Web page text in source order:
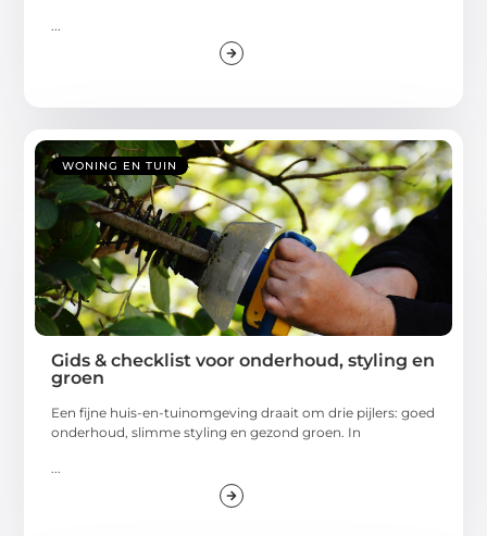
...
WONING EN TUIN
Gids & checklist voor onderhoud, styling en
groen
Een fijne huis-en-tuinomgeving draait om drie pijlers: goed
onderhoud, slimme styling en gezond groen. In